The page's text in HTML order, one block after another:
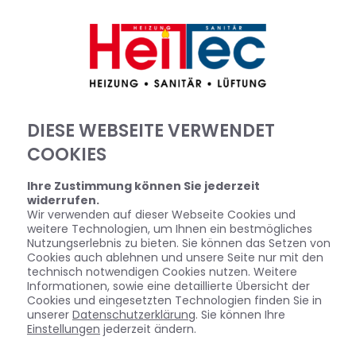
Startseite »Bad »Badinspiration & Musterbäder
BASIC-BAD 15,9 ㎡
DIESE WEBSEITE VERWENDET
COOKIES
Ihre Zustimmung können Sie jederzeit
widerrufen.
Wir verwenden auf dieser Webseite Cookies und
weitere Technologien, um Ihnen ein bestmögliches
Nutzungserlebnis zu bieten. Sie können das Setzen von
Cookies auch ablehnen und unsere Seite nur mit den
technisch notwendigen Cookies nutzen. Weitere
Informationen, sowie eine detaillierte Übersicht der
Cookies und eingesetzten Technologien finden Sie in
unserer Datenschutzerklärung. Sie können Ihre
Einstellungen jederzeit ändern.